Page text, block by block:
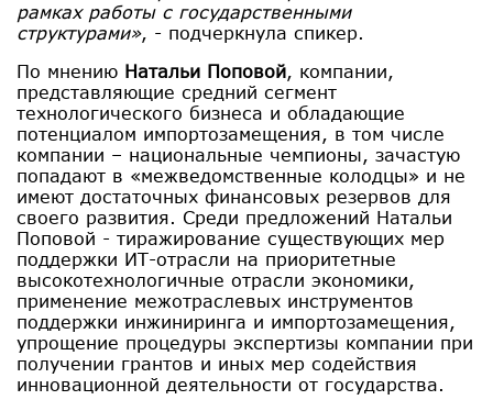
рамках работы с государственными
структурами», - подчеркнула спикер.
По мнению Натальи Поповой, компании,
представляющие средний сегмент
технологического бизнеса и обладающие
потенциалом импортозамещения, в том числе
компании – национальные чемпионы, зачастую
попадают в «межведомственные колодцы» и не
имеют достаточных финансовых резервов для
своего развития. Среди предложений Натальи
Поповой - тиражирование существующих мер
поддержки ИТ-отрасли на приоритетные
высокотехнологичные отрасли экономики,
применение межотраслевых инструментов
поддержки инжиниринга и импортозамещения,
упрощение процедуры экспертизы компании при
получении грантов и иных мер содействия
инновационной деятельности от государства.